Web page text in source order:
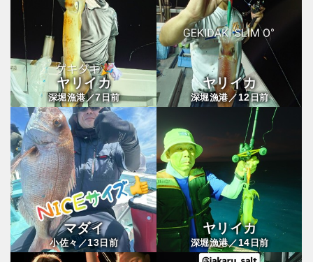
ヤリイカ
深堀漁港／7日前
ヤリイカ
深堀漁港／ 12日前
マダイ
小佐々／13日前
ヤリイカ
深堀漁港／ 14 日前